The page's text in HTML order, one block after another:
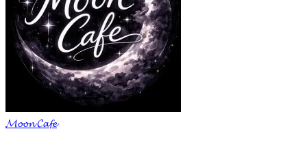
𝓜𝓸𝓸𝓷 𝓒𝓪𝓯𝓮